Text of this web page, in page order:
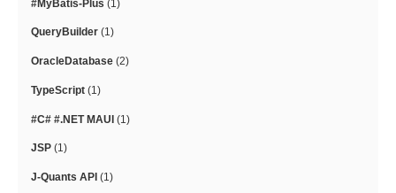
#MyBatis-Plus (1)
QueryBuilder (1)
OracleDatabase (2)
TypeScript (1)
#C# #.NET MAUI (1)
JSP (1)
J-Quants API (1)